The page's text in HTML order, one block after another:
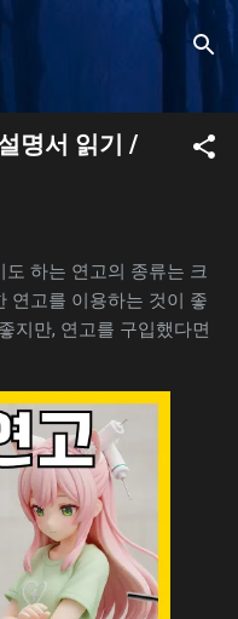
뛰기
명서 읽기 /
하는 연고의 종류는 크
연고를 이용하는 것이 좋
지만, 연고를 구입했다면